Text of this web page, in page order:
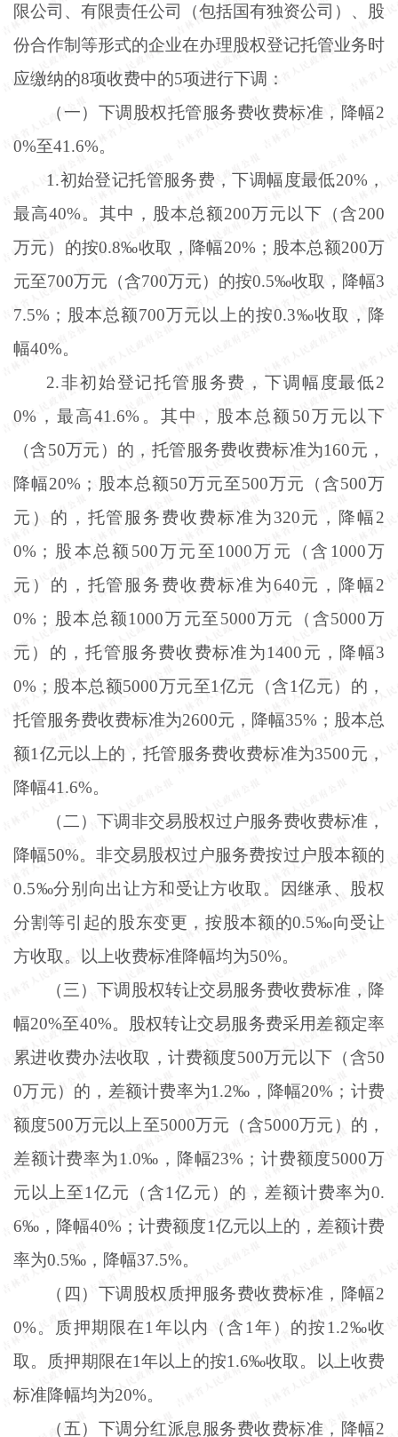
限公司、有限责任公司（包括国有独资公司）、股
份合作制等形式的企业在办理股权登记托管业务时
应缴纳的8项收费中的5项进行下调：
（一）下调股权托管服务费收费标准，降幅2
0%至41.6%。
1.初始登记托管服务费，下调幅度最低20%，
最高40%。其中，股本总额200万元以下（含200
万元）的按0.8‰收取，降幅20%；股本总额200万
元至700万元（含700万元）的按0.5‰收取，降幅3
7.5%；股本总额700万元以上的按0.3‰收取，降
幅40%。
2.非初始登记托管服务费，下调幅度最低2
0%，最高41.6%。其中，股本总额50万元以下
（含50万元）的，托管服务费收费标准为160元，
降幅20%；股本总额50万元至500万元（含500万
元）的，托管服务费收费标准为320元，降幅2
0%；股本总额500万元至1000万元（含1000万
元）的，托管服务费收费标准为640元，降幅2
0%；股本总额1000万元至5000万元（含5000万
元）的，托管服务费收费标准为1400元，降幅3
0%；股本总额5000万元至1亿元（含1亿元）的，
托管服务费收费标准为2600元，降幅35%；股本总
额1亿元以上的，托管服务费收费标准为3500元，
降幅41.6%。
（二）下调非交易股权过户服务费收费标准，
降幅50%。非交易股权过户服务费按过户股本额的
0.5‰分别向出让方和受让方收取。因继承、股权
分割等引起的股东变更，按股本额的0.5‰向受让
方收取。以上收费标准降幅均为50%。
（三）下调股权转让交易服务费收费标准，降
幅20%至40%。股权转让交易服务费采用差额定率
累进收费办法收取，计费额度500万元以下（含50
0万元）的，差额计费率为1.2‰，降幅20%；计费
额度500万元以上至5000万元（含5000万元）的，
差额计费率为1.0‰，降幅23%；计费额度5000万
元以上至1亿元（含1亿元）的，差额计费率为0.
6‰，降幅40%；计费额度1亿元以上的，差额计费
率为0.5‰，降幅37.5%。
（四）下调股权质押服务费收费标准，降幅2
0%。质押期限在1年以内（含1年）的按1.2‰收
取。质押期限在1年以上的按1.6‰收取。以上收费
标准降幅均为20%。
（五）下调分红派息服务费收费标准，降幅2